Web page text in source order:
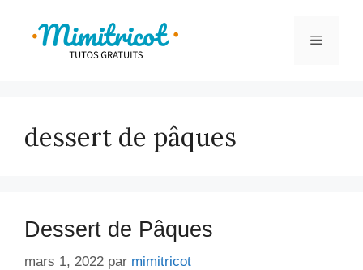
contenu
Menu
dessert de pâques
Dessert de Pâques
mars 1, 2022 par mimitricot